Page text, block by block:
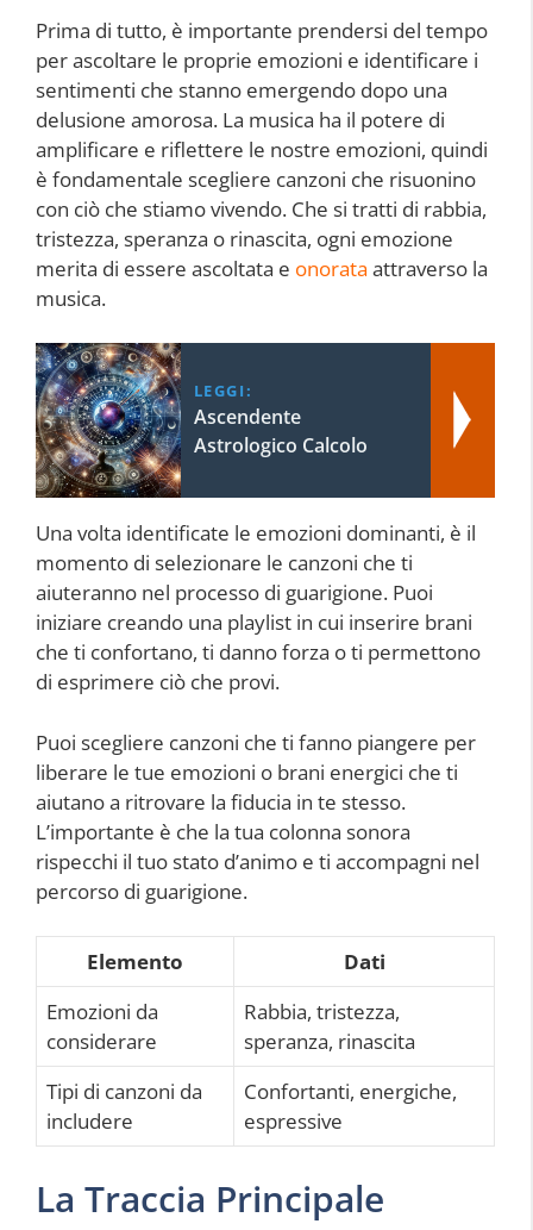
Prima di tutto, è importante prendersi del tempo
per ascoltare le proprie emozioni e identificare i
sentimenti che stanno emergendo dopo una
delusione amorosa. La musica ha il potere di
amplificare e riflettere le nostre emozioni, quindi
è fondamentale scegliere canzoni che risuonino
con ciò che stiamo vivendo. Che si tratti di rabbia,
tristezza, speranza o rinascita, ogni emozione
merita di essere ascoltata e onorata attraverso la
musica.
LEGGI:
Ascendente
Astrologico Calcolo
Una volta identificate le emozioni dominanti, è il
momento di selezionare le canzoni che ti
aiuteranno nel processo di guarigione. Puoi
iniziare creando una playlist in cui inserire brani
che ti confortano, ti danno forza o ti permettono
di esprimere ciò che provi.
Puoi scegliere canzoni che ti fanno piangere per
liberare le tue emozioni o brani energici che ti
aiutano a ritrovare la fiducia in te stesso.
L’importante è che la tua colonna sonora
rispecchi il tuo stato d’animo e ti accompagni nel
percorso di guarigione.
Elemento
Dati
Emozioni da
considerare
Rabbia, tristezza,
speranza, rinascita
Tipi di canzoni da
includere
Confortanti, energiche,
espressive
La Traccia Principale